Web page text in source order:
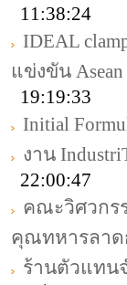
11:38:24
IDEAL
แข่งขัน
19:19:33
Initial
งาน
22:00:47
คณะวิศวกร
คุณทหารลาด
ร้านตัวแทน